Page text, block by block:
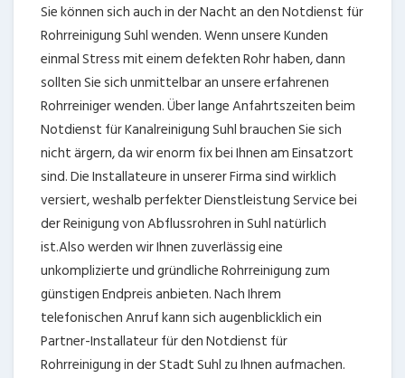
Sie können sich auch in der Nacht an den Notdienst für
Rohrreinigung Suhl wenden. Wenn unsere Kunden
einmal Stress mit einem defekten Rohr haben, dann
sollten Sie sich unmittelbar an unsere erfahrenen
Rohrreiniger wenden. Über lange Anfahrtszeiten beim
Notdienst für Kanalreinigung Suhl brauchen Sie sich
nicht ärgern, da wir enorm fix bei Ihnen am Einsatzort
sind. Die Installateure in unserer Firma sind wirklich
versiert, weshalb perfekter Dienstleistung Service bei
der Reinigung von Abflussrohren in Suhl natürlich
ist.Also werden wir Ihnen zuverlässig eine
unkomplizierte und gründliche Rohrreinigung zum
günstigen Endpreis anbieten. Nach Ihrem
telefonischen Anruf kann sich augenblicklich ein
Partner-Installateur für den Notdienst für
Rohrreinigung in der Stadt Suhl zu Ihnen aufmachen.